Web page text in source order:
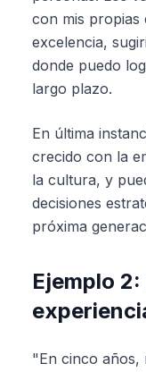
con mis
excelencia,
donde puedo
largo plazo.
En última
crecido con la
la cultura, y
decisiones
próxima
Ejemplo
"En cinco años,